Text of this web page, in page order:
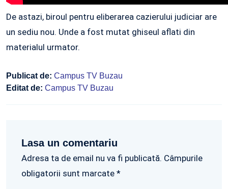
De astazi, biroul pentru eliberarea cazierului judiciar are
un sediu nou. Unde a fost mutat ghiseul aflati din
materialul urmator.
Publicat de: Campus TV Buzau
Editat de: Campus TV Buzau
Lasa un comentariu
Adresa ta de email nu va fi publicată. Câmpurile
obligatorii sunt marcate *